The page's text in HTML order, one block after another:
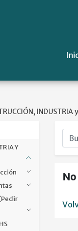
INDUSTRIA
Y